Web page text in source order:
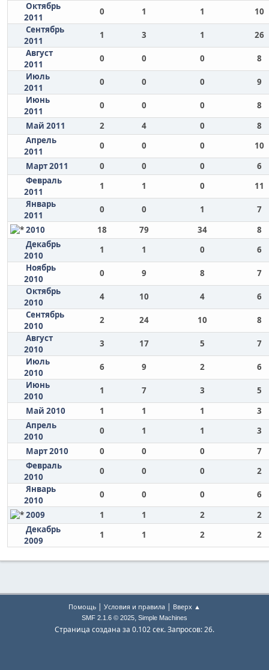
Октябрь
2011
0 1 1
10
Сентябрь
2011
1 3 1
26
Август
2011
0 0 0
8
Июль
2011
0 0 0
9
Июнь
2011
0 0 0
8
Май 2011
2 4 0
8
Апрель
2011
0 0 0
10
Март 2011
0 0 0
6
Февраль
2011
1 1 0
11
Январь
2011
0 0 1
7
2010
18 79 34
8
Декабрь
2010
1 1 0
6
Ноябрь
2010
0 9 8
7
Октябрь
2010
4 10 4
6
Сентябрь
2010
2 24 10
8
Август
2010
3 17 5
7
Июль
2010
6 9 2
6
Июнь
2010
1 7 3
5
Май 2010
1 1 1
3
Апрель
2010
0 1 1
3
Март 2010
0 0 0
7
Февраль
2010
0 0 0
2
Январь
2010
0 0 0
6
2009
1 1 2
2
Декабрь
2009
1 1 2 2
Помощь | Условия и правила | Вверх ▲
SMF 2.1.6 © 2025, Simple Machines
Страница создана за 0.102 сек. Запросов: 26.